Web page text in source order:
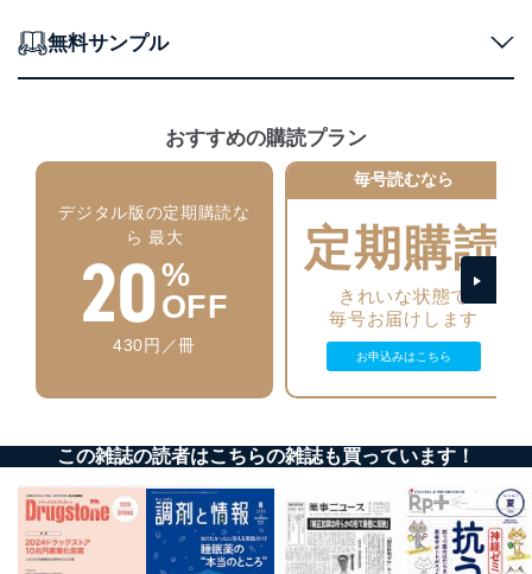
アクセス制御
アクセス者の識別と認証
機器に標準装備されているユーザー制御機能（ユ
ーザーアカウント制御）により、個人情報データ
ベース等を取り扱う情報システムを使用する従業
者を識別・認証しています。
外部からの不正アクセス等の防止
個人データを取り扱う機器等のオペレーティング
システムを最新の状態に保持しています。
個人データを取り扱う機器等にセキュリティ対策
ソフトウェア等を導入し、自動更新 機能等の活用
により、これを最新状態としています。
情報システムの使用に伴う漏洩等の防止
メール等により個人データの含まれるファイルを
送信する場合に、当該ファイルへのパスワードを
設定しています。
個人情報保護マネジメントシステムの継続的改善
無料サンプル
おすすめの購読プラン
デジタル版の定期購読な
ら 最大
20%
OFF
430円／冊
毎号読むなら
定期購読
きれいな状態で
毎号お届けします
お申込みはこちら
この雑誌の読者はこちらの雑誌も買っています！